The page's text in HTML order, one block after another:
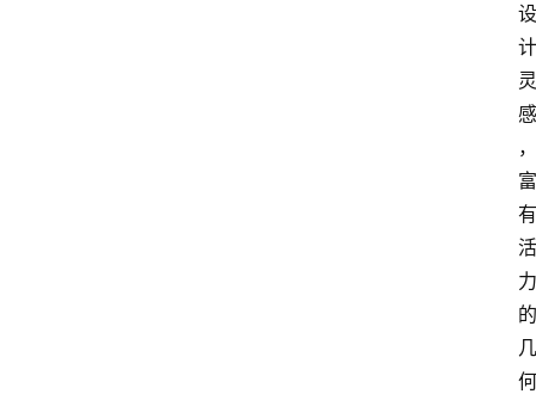
设
计
灵
感
，
富
有
活
力
的
几
何